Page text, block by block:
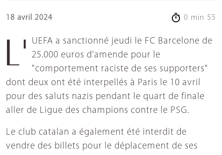
18 avril 2024 0 min 55
L'UEFA a sanctionné jeudi le FC Barcelone de
25.000 euros d'amende pour le
"comportement raciste de ses supporters"
dont deux ont été interpellés à Paris le 10 avril
pour des saluts nazis pendant le quart de finale
aller de Ligue des champions contre le PSG.
Le club catalan a également été interdit de
vendre des billets pour le déplacement de ses